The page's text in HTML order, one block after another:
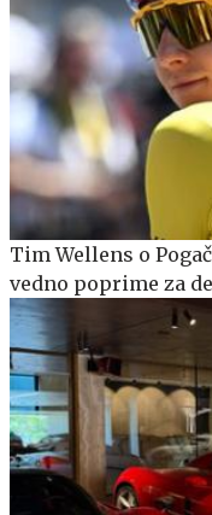
Tim Wellens o
vedno poprime za